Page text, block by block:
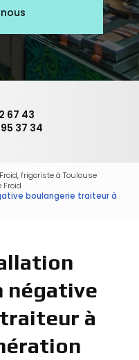
67 43
95 37 34
frigoriste à Toulouse
boulangerie traiteur à
négative
à